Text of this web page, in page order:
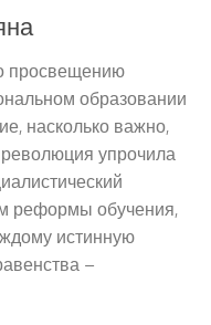
просвещению
образовании
насколько важно,
упрочила
реформы обучения,
истинную
–